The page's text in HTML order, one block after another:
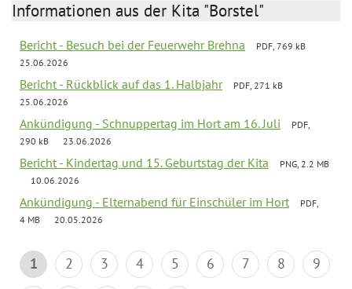
Informationen aus der Kita "Borstel"
Bericht - Besuch bei der Feuerwehr Brehna
PDF, 769 kB
25.06.2026
Bericht - Rückblick auf das 1. Halbjahr
PDF, 271 kB
25.06.2026
Ankündigung - Schnuppertag im Hort am 16. Juli
PDF,
290 kB
23.06.2026
Bericht - Kindertag und 15. Geburtstag der Kita
PNG, 2.2 MB
10.06.2026
Ankündigung - Elternabend für Einschüler im Hort
PDF,
4 MB
20.05.2026
1 2 3 4 5 6 7 8
9